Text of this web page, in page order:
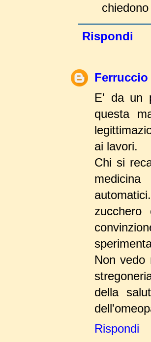
Rispondi
Ferruccio
E' da un
questa
ai lavori.
Chi si
Non vedo
della
Rispondi